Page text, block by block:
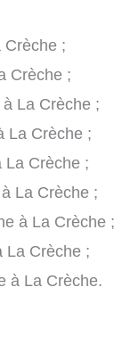
Crèche ;
Crèche ;
La Crèche ;
La Crèche ;
La Crèche ;
La Crèche ;
à La Crèche ;
La Crèche ;
à La Crèche.